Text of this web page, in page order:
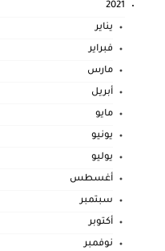
2021
يناير
فبراير
مارس
أبريل
مايو
يونيو
يوليو
أغسطس
سبتمبر
أكتوبر
نوفمبر